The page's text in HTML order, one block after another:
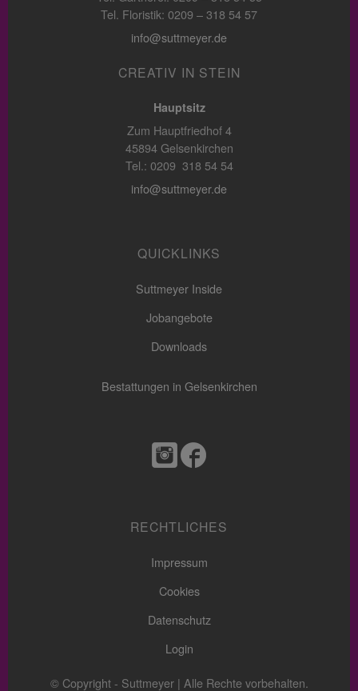
Tel. Floristik: 0209 – 318 54 57
info@suttmeyer.de
CREATIV IN STEIN
Hauptsitz
Zum Hauptfriedhof 4
45894 Gelsenkirchen
Tel.: 0209 318 54 54
info@suttmeyer.de
QUICKLINKS
Suttmeyer Inside
Jobangebote
Downloads
Bestattungen in Gelsenkirchen
RECHTLICHES
Impressum
Cookies
Datenschutz
Login
© Copyright - Suttmeyer | Alle Rechte vorbehalten.